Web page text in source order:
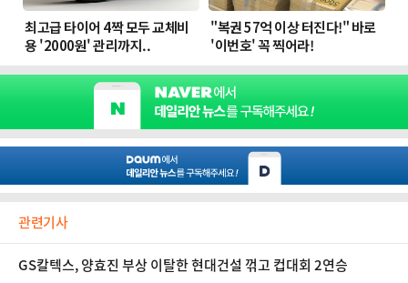
관련기사
GS칼텍스, 양효진 부상 이탈한 현대건설 꺾고 컵대회 2연승